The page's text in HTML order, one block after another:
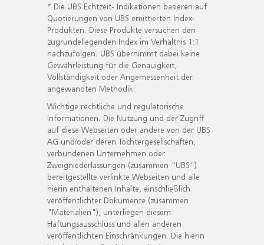
* Die UBS Echtzeit- Indikationen basieren auf
Quotierungen von UBS emittierten Index-
Produkten. Diese Produkte versuchen den
zugrundeliegenden Index im Verhältnis 1:1
nachzufolgen. UBS übernimmt dabei keine
Gewährleistung für die Genauigkeit,
Vollständigkeit oder Angemessenheit der
angewandten Methodik.
Wichtige rechtliche und regulatorische
Informationen. Die Nutzung und der Zugriff
auf diese Webseiten oder andere von der UBS
AG und/oder deren Tochtergesellschaften,
verbundenen Unternehmen oder
Zweigniederlassungen (zusammen "UBS")
bereitgestellte verlinkte Webseiten und alle
hierin enthaltenen Inhalte, einschließlich
veröffentlichter Dokumente (zusammen
"Materialien"), unterliegen diesem
Haftungsausschluss und allen anderen
veröffentlichten Einschränkungen. Die hierin